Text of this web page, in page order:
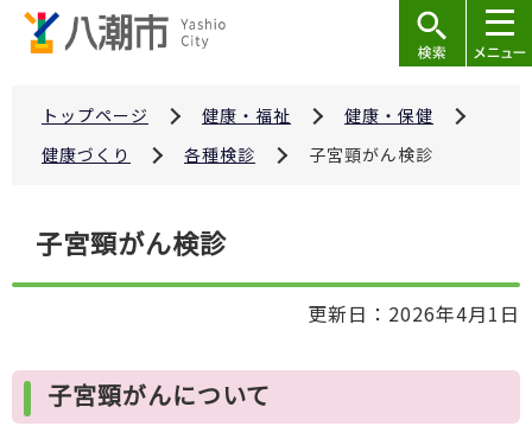
トップページ 健康・福祉
健康・保健
健康づくり
各種検診 子宮頸がん検診
こ
ら
子宮頸がん検診
更新日：2026年4月1日
子宮頸がんについて